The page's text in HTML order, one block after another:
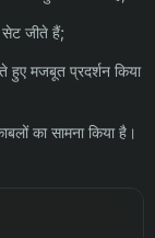
सेट जीते हैं;
हुए मजबूत प्रदर्शन किया
का सामना किया है।